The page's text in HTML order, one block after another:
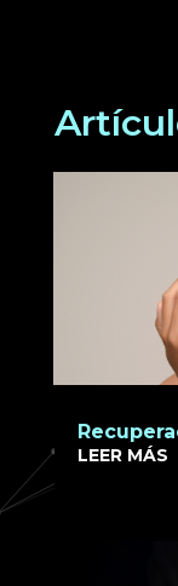
LEER MÁS